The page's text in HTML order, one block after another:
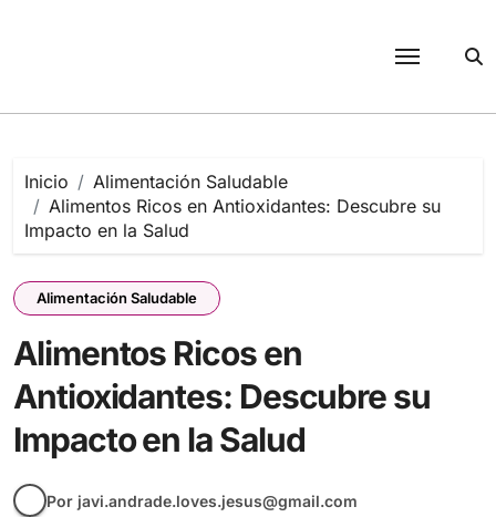
Inicio
Alimentación Saludable
Alimentos Ricos en Antioxidantes: Descubre su
Impacto en la Salud
Alimentación Saludable
Alimentos Ricos en
Antioxidantes: Descubre su
Impacto en la Salud
Por javi.andrade.loves.jesus@gmail.com